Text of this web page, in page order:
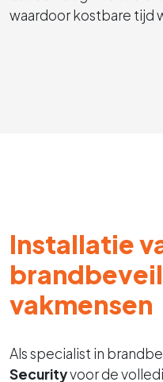
waardoor kostbare tijd
Installatie
vakmensen
Als specialist in
Securityvoor de